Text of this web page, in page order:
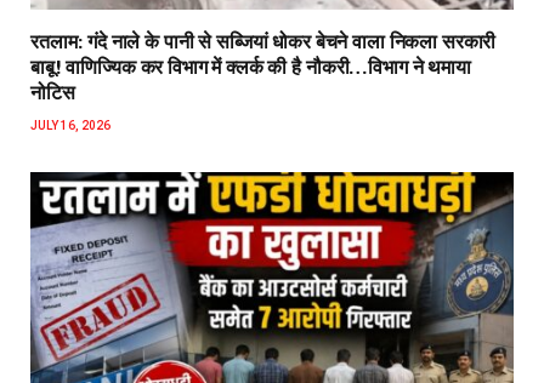
रतलाम: गंदे नाले के पानी से सब्जियां धोकर बेचने वाला निकला सरकारी
बाबू! वाणिज्यिक कर विभाग में क्लर्क की है नौकरी…विभाग ने थमाया
नोटिस
JULY 16, 2026